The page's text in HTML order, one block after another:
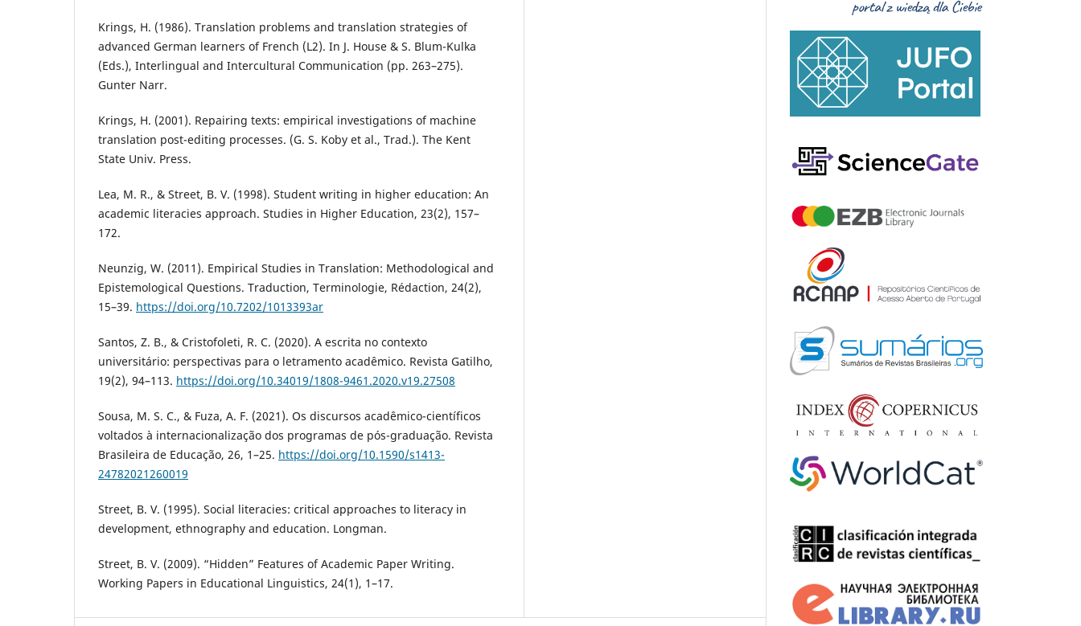
Krings, H. (1986). Translation problems and translation strategies of
advanced German learners of French (L2). In J. House & S. Blum-Kulka
(Eds.), Interlingual and Intercultural Communication (pp. 263–275).
Gunter Narr.
Krings, H. (2001). Repairing texts: empirical investigations of machine
translation post-editing processes. (G. S. Koby et al., Trad.). The Kent
State Univ. Press.
Lea, M. R., & Street, B. V. (1998). Student writing in higher education: An
academic literacies approach. Studies in Higher Education, 23(2), 157–
172.
Neunzig, W. (2011). Empirical Studies in Translation: Methodological and
Epistemological Questions. Traduction, Terminologie, Rédaction, 24(2),
15–39. https://doi.org/10.7202/1013393ar
Santos, Z. B., & Cristofoleti, R. C. (2020). A escrita no contexto
universitário: perspectivas para o letramento acadêmico. Revista Gatilho,
19(2), 94–113. https://doi.org/10.34019/1808-9461.2020.v19.27508
Sousa, M. S. C., & Fuza, A. F. (2021). Os discursos acadêmico-científicos
voltados à internacionalização dos programas de pós-graduação. Revista
Brasileira de Educação, 26, 1–25. https://doi.org/10.1590/s1413-
24782021260019
Street, B. V. (1995). Social literacies: critical approaches to literacy in
development, ethnography and education. Longman.
Street, B. V. (2009). “Hidden” Features of Academic Paper Writing.
Working Papers in Educational Linguistics, 24(1), 1–17.